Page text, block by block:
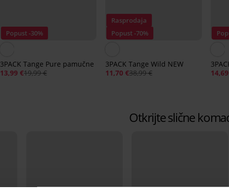
Popust -30%
3PACK Tange Pure pamučne
13,99 €19,99 €
Rasprodaja
Popust -70%
3PACK Tange Wild NEW
11,70 €38,99 €
Otkrijte slične